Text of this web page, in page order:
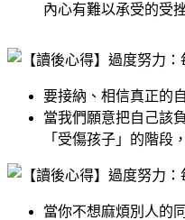
內心有難以承受的受
要接納、相信真正的
當我們願意把自己該
「受傷孩子」的階段
當你不想麻煩別人的